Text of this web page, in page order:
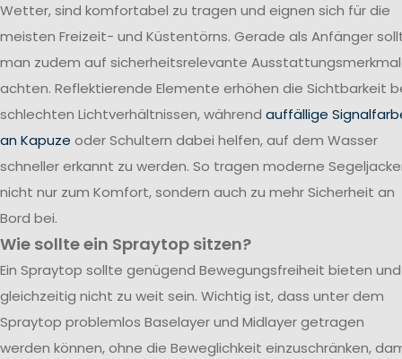
Wetter, sind komfortabel zu tragen und eignen sich für die
meisten Freizeit- und Küstentörns. Gerade als Anfänger
man zudem auf sicherheitsrelevante
achten. Reflektierende Elemente erhöhen die Sichtbarkeit
schlechten Lichtverhältnissen, während auffällige
an Kapuze oder Schultern dabei helfen, auf dem Wasser
schneller erkannt zu werden. So tragen moderne
nicht nur zum Komfort, sondern auch zu mehr Sicherheit an
Bord bei.
Wie sollte ein Spraytop sitzen?
Ein Spraytop sollte genügend Bewegungsfreiheit bieten und
gleichzeitig nicht zu weit sein. Wichtig ist, dass unter dem
Spraytop problemlos Baselayer und Midlayer getragen
werden können, ohne die Beweglichkeit einzuschränken,